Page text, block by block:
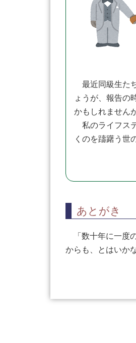
最近同級生た
ょうが、報告の
かもしれません
私のライフス
くのを躊躇う世
あとがき
「数十年に一度
からも、とはいか